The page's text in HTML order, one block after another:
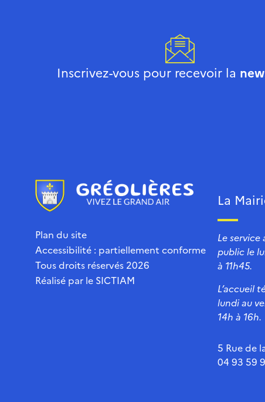
Inscrivez-vous pour recevoir la
Plan du site
Accessibilité : partiellement conforme
Tous droits réservés 2026
Réalisé par le SICTIAM
La
Le
public le
à 11h45.
L’accueil
lundi au
14h à 16h.
5 Rue de
04 93 59